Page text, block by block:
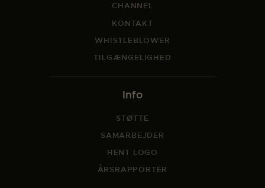
CHANNEL
KONTAKT
WHISTLEBLOWER
TILGÆNGELIGHED
Info
STØTTE
SAMARBEJDER
HENT LOGO
ÅRSRAPPORTER